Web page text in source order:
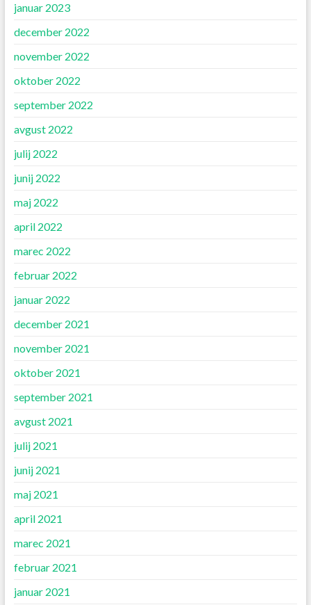
januar 2023
december 2022
november 2022
oktober 2022
september 2022
avgust 2022
julij 2022
junij 2022
maj 2022
april 2022
marec 2022
februar 2022
januar 2022
december 2021
november 2021
oktober 2021
september 2021
avgust 2021
julij 2021
junij 2021
maj 2021
april 2021
marec 2021
februar 2021
januar 2021